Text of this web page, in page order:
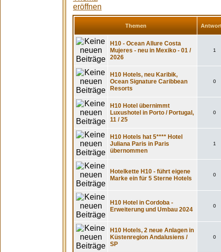
Themen
H10 - Ocean Allure Costa
Mujeres - neu in Mexiko - 01 /
2026
1
H10 Hotels, neu Karibik,
Ocean Signature Caribbean
Resorts
0
H10 Hotel übernimmt
Luxushotel in Porto / Portugal,
11 / 25
0
H10 Hotels hat 5**** Hotel
Juliana Paris in Paris
übernommen
1
Hotelkette H10 - führt eigene
Marke ein für 5 Sterne Hotels
0
H10 Hotel in Cordoba -
Erweiterung und Umbau 2024
0
H10 Hotels, 2 neue Anlagen in
Küstenregion Andalusiens /
SP
0